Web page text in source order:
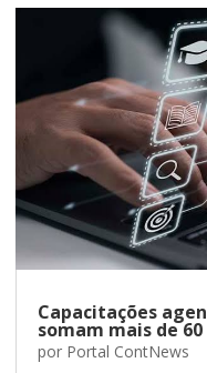
Capacitações
somam mais de 60
por Portal ContNews